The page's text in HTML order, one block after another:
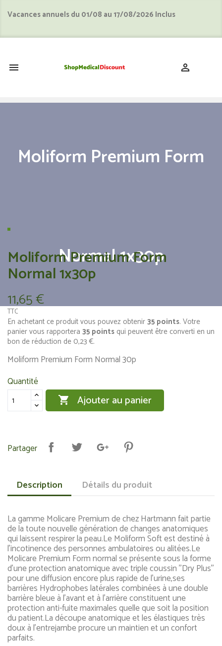
Vacances annuels du 01/08 au 17/08/2026 Inclus
 
Moliform Premium Form
Normal 1x30p
Moliform Premium Form
Normal 1x30p
11,65 €
TTC
En achetant ce produit vous pouvez obtenir35 points. Votre
panier vous rapportera 35 points qui peuvent être converti en un
bon de réduction de 0,23 €.
Moliform Premium Form Normal 30p
Quantité
 Ajouter au panier
Partager
Description Détails du produit
La gamme Molicare Premium de chez Hartmann fait partie
de la toute nouvelle génération de changes anatomiques
qui laissent respirer la peau.Le Moliform Soft est destiné à
l'incotinence des personnes ambulatoires ou alitées.Le
Molicare Premium Form normal se présente sous la forme
d'une protection anatomique avec triple coussin ''Dry Plus''
pour une diffusion encore plus rapide de l'urine,ses
barrières Hydrophobes latérales combinées à une double
barrière bleue à l'avant et à l'arrière constituent une
protection anti-fuite maximales quelle que soit la position
du patient.La découpe anatomique et les élastiques très
doux à l'entrejambe procure un maintien et un confort
parfaits.